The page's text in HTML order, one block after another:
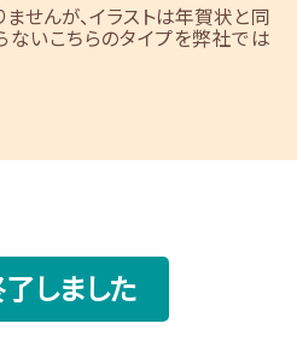
せんが、イラストは年賀状と同
いこちらのタイプを弊社では
しました